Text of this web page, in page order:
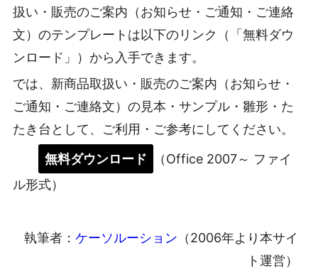
扱い・販売のご案内（お知らせ・ご通知・ご連絡
文）のテンプレートは以下のリンク（「無料ダウ
ンロード」）から入手できます。
では、新商品取扱い・販売のご案内（お知らせ・
ご通知・ご連絡文）の見本・サンプル・雛形・た
たき台として、ご利用・ご参考にしてください。
無料ダウンロード
（Office 2007～ ファイ
ル形式）
執筆者： ケーソルーション （2006年より本サイ
ト運営）